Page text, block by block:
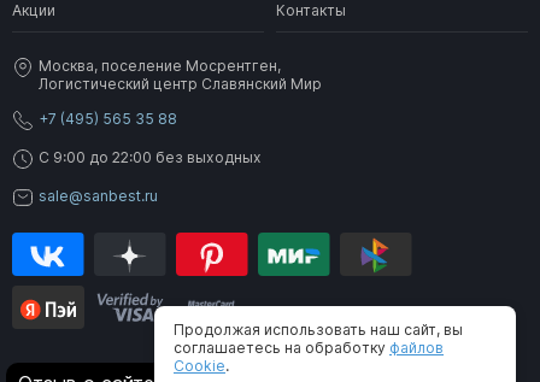
Акции Контакты
Москва, поселение Мосрентген,
Логистический центр Славянский Мир
+7 (495) 565 35 88
C 9:00 до 22:00 без выходных
sale@sanbest.ru
® 2006-2026 SanBest. Все права защищены
Продолжая использовать наш сайт, вы
соглашаетесь на обработку файлов
Cookie.